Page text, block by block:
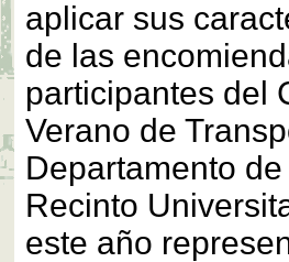
aplicar sus
de las
participantes del
Verano de
Departamento
Recinto
este año